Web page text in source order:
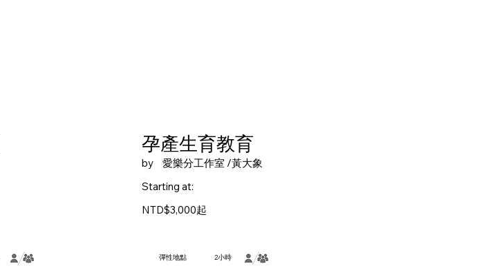
NTD$3,000起
Starting at:
彈性地點 2小時
愛樂分工作室 /黃大象
孕產生育教育
by